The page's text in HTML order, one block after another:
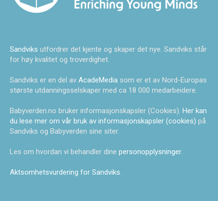
Sandviks utfordrer det kjente og skaper det nye. Sandviks står
for høy kvalitet og troverdighet.
Sandviks er en del av AcadeMedia som er et av Nord-Europas
største utdanningsselskaper med ca 18 000 medarbeidere.
Babyverden.no bruker informasjonskapsler (Cookies). Her kan
du lese mer om vår bruk av informasjonskapsler (cookies) på
Sandviks og Babyverden sine siter.
Les om hvordan vi behandler dine personopplysninger.
Aktsomhetsvurdering for Sandviks.